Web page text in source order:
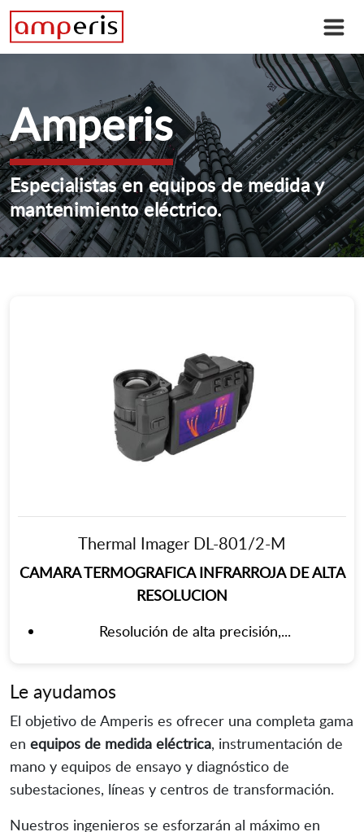
Amperis
Especialistas en equipos de medida y
mantenimiento eléctrico.
Thermal Imager DL-801/2-M
CAMARA TERMOGRAFICA INFRARROJA DE ALTA
RESOLUCION
Resolución de alta precisión,...
Le ayudamos
El objetivo de Amperis es ofrecer una completa gama
en equipos de medida eléctrica, instrumentación de
mano y equipos de ensayo y diagnóstico de
subestaciones, líneas y centros de transformación.
Nuestros ingenieros se esforzarán al máximo en